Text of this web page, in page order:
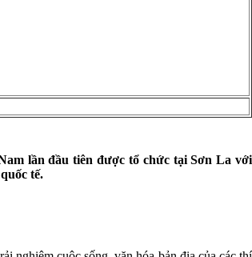
lần đầu tiên được tổ chức tại Sơn La với
tế.